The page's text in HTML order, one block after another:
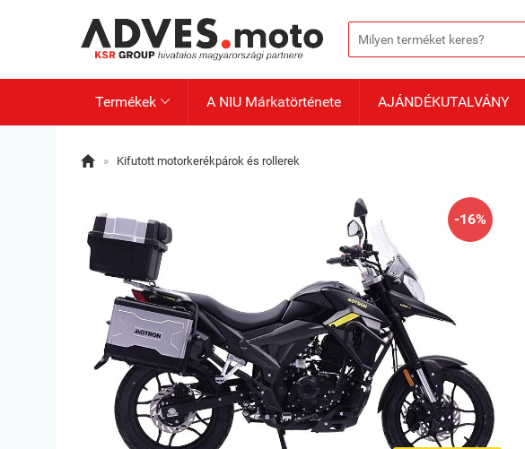
Termékek  A NIU Márkatörténete AJÁNDÉKUTALVÁNY
 » Kifutott motorkerékpárok és rollerek
-16%